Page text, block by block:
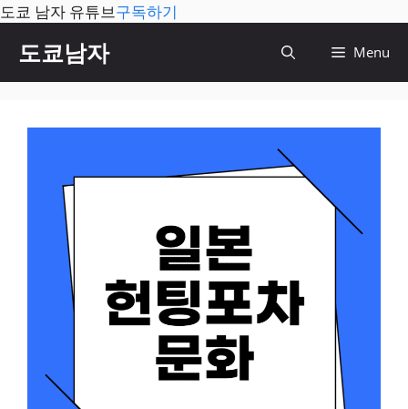
도쿄 남자 유튜브구독하기
츠
도쿄남자 Menu